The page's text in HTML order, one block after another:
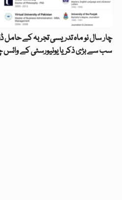
چار سال نو ماہ تدریسی تجربہ کے حامل
سب سے بڑی ذکریا یونیورسٹی کے وائس